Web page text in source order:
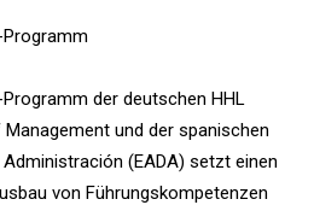
der deutschen HHL
und der spanischen
(EADA) setzt einen
von Führungskompetenzen